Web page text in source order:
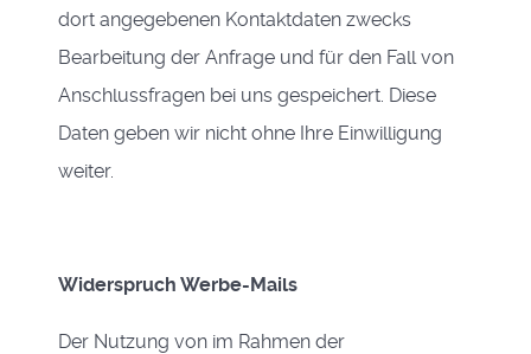
dort angegebenen Kontaktdaten zwecks
Bearbeitung der Anfrage und für den Fall von
Anschlussfragen bei uns gespeichert. Diese
Daten geben wir nicht ohne Ihre Einwilligung
weiter.
Widerspruch Werbe-Mails
Der Nutzung von im Rahmen der